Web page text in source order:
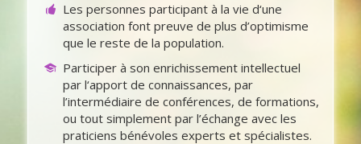
Les personnes participant à la vie d‘une
association font preuve de plus d’optimisme
que le reste de la population.
Participer à son enrichissement intellectuel
par l‘apport de connaissances, par
l’intermédiaire de conférences, de formations,
ou tout simplement par l’échange avec les
praticiens bénévoles experts et spécialistes.